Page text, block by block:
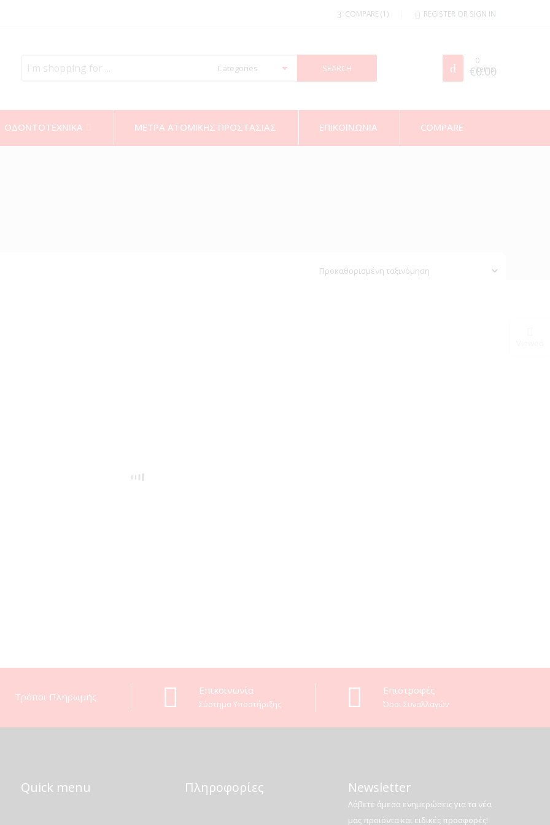
COMPARE 1 REGISTER OR SIGN IN
here
0
Items
€0.00
ΟΔΟΝΤΟΤΕΧΝΙΚΑ ΜΕΤΡΑ ΑΤΟΜΙΚΗΣ ΠΡΟΣΤΑΣΙΑΣ ΕΠΙΚΟΙΝΩΝΙΑ COMPARE
Τρόποι Πληρωμής
Eπικοινωνία
Σύστημα Υποστήριξης
Επιστροφές
Όροι Συναλλαγών
Quick menu Πληροφορίες Newsletter
Λάβετε άμεσα ενημερώσεις για τα νέα
μας προϊόντα και ειδικές προσφορές!